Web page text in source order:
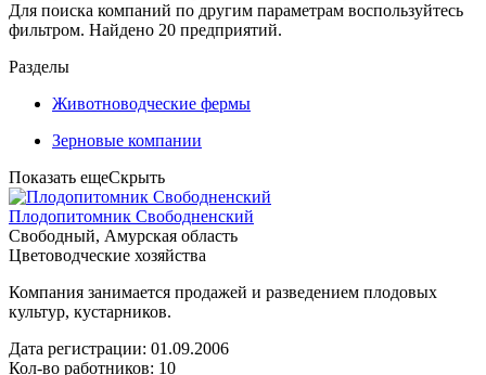
Для поиска компаний по другим параметрам воспользуйтесь
фильтром. Найдено 20 предприятий.
Разделы
Животноводческие фермы
Зерновые компании
Показать ещеСкрыть
Плодопитомник Свободненский
Свободный, Амурская область
Цветоводческие хозяйства
Компания занимается продажей и разведением плодовых
культур, кустарников.
Дата регистрации: 01.09.2006
Кол-во работников: 10